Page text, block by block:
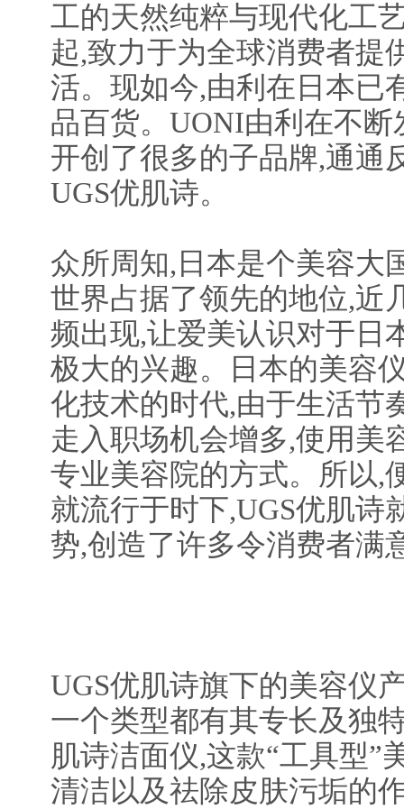
工的天然纯粹与现代化工
起,致力于为全球消费者提
活。现如今,由利在日本已
品百货。UONI由利在不
开创了很多的子品牌,通通
UGS优肌诗。
众所周知,日本是个美容大
世界占据了领先的地位,近
频出现,让爱美认识对于日
极大的兴趣。日本的美容
化技术的时代,由于生活节
走入职场机会增多,使用美
专业美容院的方式。所以,
就流行于时下,UGS优肌诗
势,创造了许多令消费者满
UGS优肌诗旗下的美容仪
一个类型都有其专长及独
肌诗洁面仪,这款“工具型”
清洁以及祛除皮肤污垢的